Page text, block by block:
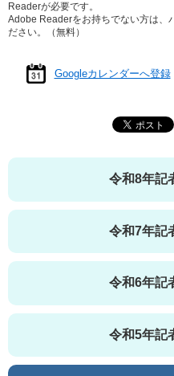
Readerが必要です。
Adobe Readerをお持ちでない方は、
ださい。（無料）
Googleカレンダーへ登録
令和8年記
令和7年記
令和6年記
令和5年記